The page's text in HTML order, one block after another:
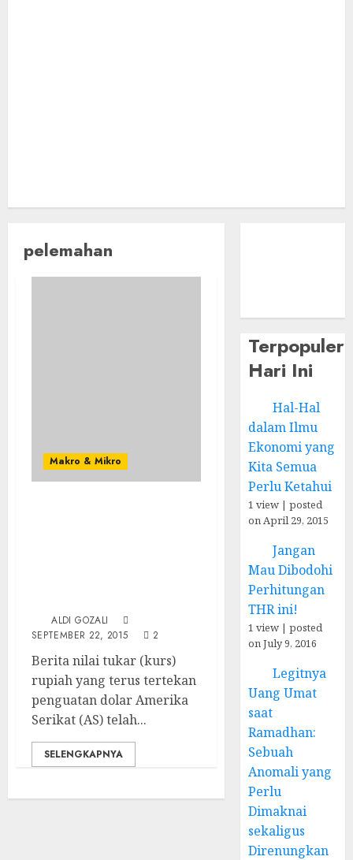
pelemahan
Makro & Mikro
ALDI GOZALI
SEPTEMBER 22, 2015
2
Berita nilai tukar (kurs)
rupiah yang terus tertekan
penguatan dolar Amerika
Serikat (AS) telah...
SELENGKAPNYA
Terpopuler
Hari Ini
Hal-Hal
dalam Ilmu
Ekonomi yang
Kita Semua
Perlu Ketahui
1 view |posted
on April 29, 2015
Jangan
Mau Dibodohi
Perhitungan
THR ini!
1 view |posted
on July 9, 2016
Legitnya
Uang Umat
saat
Ramadhan:
Sebuah
Anomali yang
Perlu
Dimaknai
sekaligus
Direnungkan